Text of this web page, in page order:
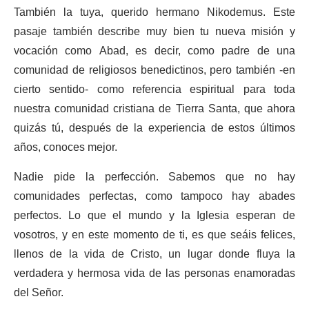
También la tuya, querido hermano Nikodemus. Este
pasaje también describe muy bien tu nueva misión y
vocación como Abad, es decir, como padre de una
comunidad de religiosos benedictinos, pero también -en
cierto sentido- como referencia espiritual para toda
nuestra comunidad cristiana de Tierra Santa, que ahora
quizás tú, después de la experiencia de estos últimos
años, conoces mejor.
Nadie pide la perfección. Sabemos que no hay
comunidades perfectas, como tampoco hay abades
perfectos. Lo que el mundo y la Iglesia esperan de
vosotros, y en este momento de ti, es que seáis felices,
llenos de la vida de Cristo, un lugar donde fluya la
verdadera y hermosa vida de las personas enamoradas
del Señor.